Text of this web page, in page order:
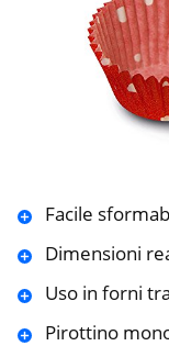
Facile
Dimensioni
Uso in forni
Pirottino